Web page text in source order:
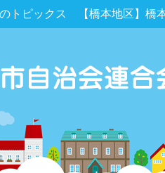
トピックス 【橋本地区】橋